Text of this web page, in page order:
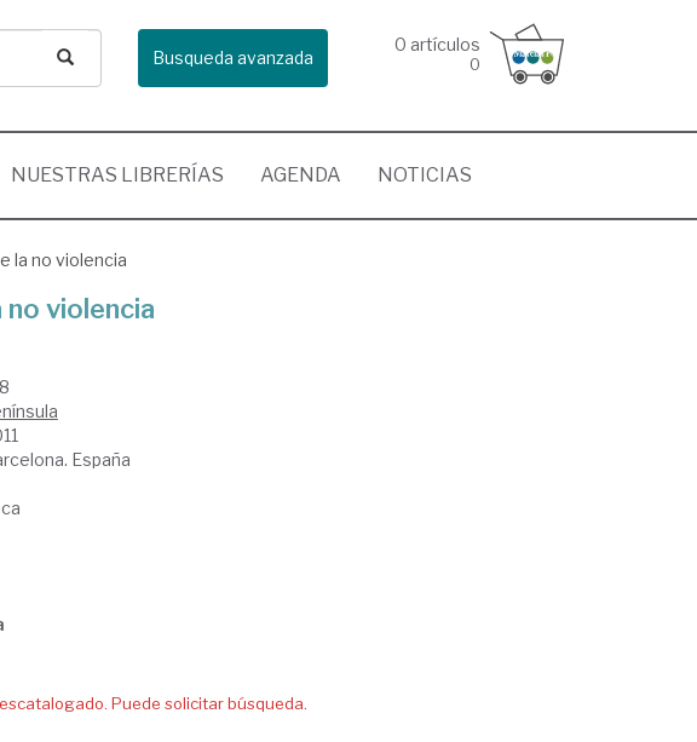
Busqueda avanzada
0 artículos
0
NUESTRAS LIBRERÍAS AGENDA NOTICIAS
la no violencia
no violencia
España
Puede solicitar búsqueda.